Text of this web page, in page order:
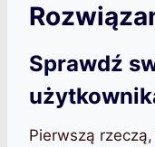
Sprawdź
Pierwszą